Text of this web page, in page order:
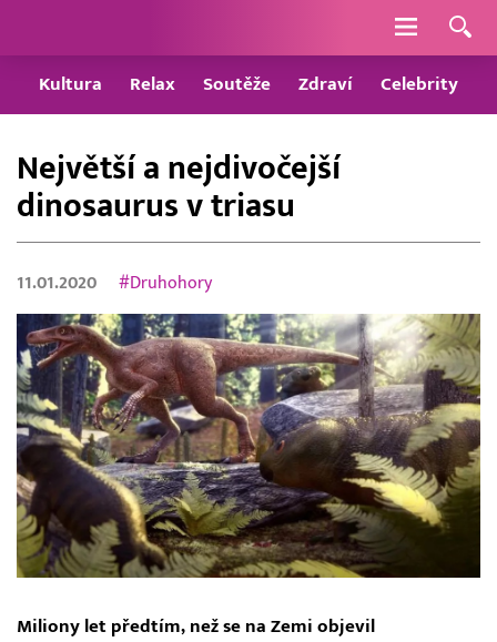
Navigace
Kultura Relax Soutěže Zdraví Celebrity
Největší a nejdivočejší
dinosaurus v triasu
11.01.2020 #Druhohory
Miliony let předtím, než se na Zemi objevil